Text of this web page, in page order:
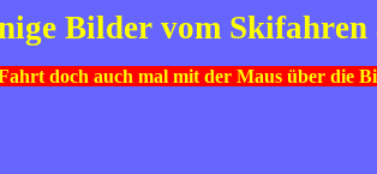
Bilder vom Skifahren
doch auch mal mit der Maus über die